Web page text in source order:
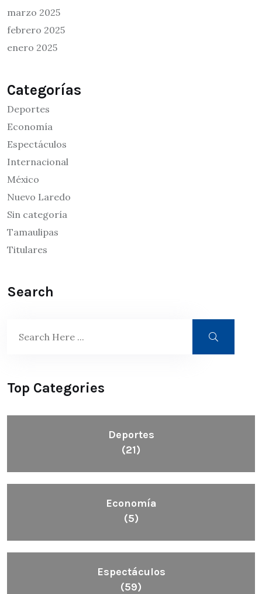
marzo 2025
febrero 2025
enero 2025
Categorías
Deportes
Economía
Espectáculos
Internacional
México
Nuevo Laredo
Sin categoría
Tamaulipas
Titulares
Search
Top Categories
Deportes
(21)
Economía
(5)
Espectáculos
(59)